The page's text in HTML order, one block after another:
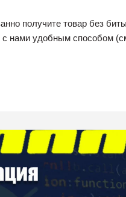
получите товар без
нами удобным способом